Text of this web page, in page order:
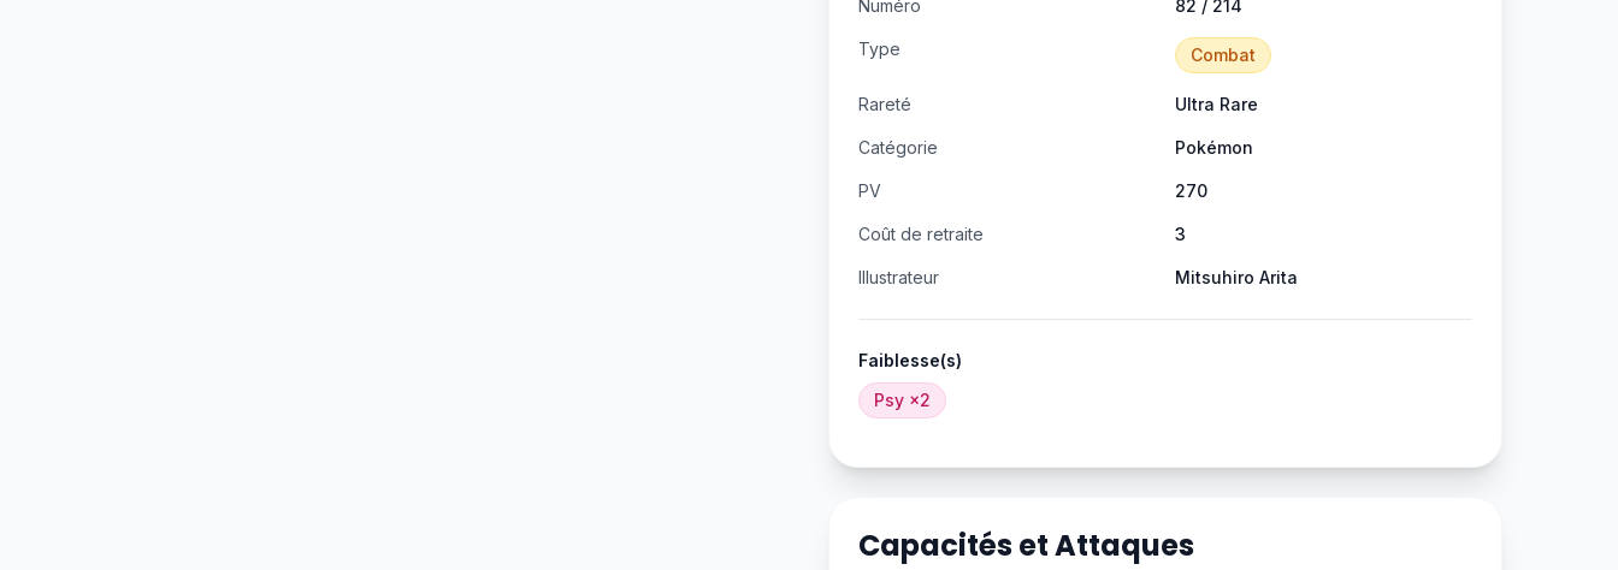
Numéro 82 / 214
Type Combat
Rareté Ultra Rare
Catégorie Pokémon
PV 270
Coût de retraite 3
Illustrateur Mitsuhiro Arita
Faiblesse(s)
Psy ×2
Capacités et Attaques